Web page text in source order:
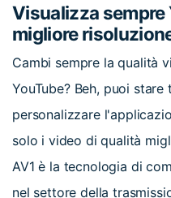
Visualizza sempre
migliore
Cambi sempre la qualità
YouTube? Beh, puoi
personalizzare
solo i video di qualità
AV1 è la tecnologia di
nel settore della